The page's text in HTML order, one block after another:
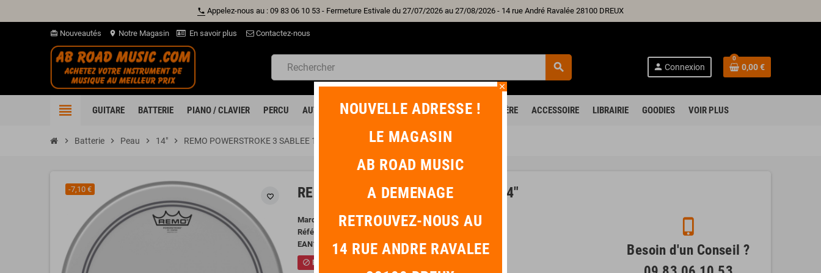
phone Appelez-nous au : 09 83 06 10 53 - Fermeture Estivale du 27/07/2026 au 27/08/2026 - 14 rue André Ravalée 28100 DREUX
card_giftcard Nouveautés location_on Notre Magasin En savoir plus Contactez-nous
search person Connexion
0
0,00 €
view_headline GUITARE BATTERIE PIANO / CLAVIER PERCU AUTRE INSTRUMENT HOME STUDIO SONO / LUMIÈRE ACCESSOIRE LIBRAIRIE GOODIES VOIR PLUS
chevron_right Batterie chevron_right Peau chevron_right 14" chevron_right REMO POWERSTROKE 3 SABLEE 14"
favorite_border
-7,10 € REMO POWERSTROKE 3 SABLEE 14"
Marque
REMO
Référence
EAN13
0757242150955
block Rupture de Stock
phone_iphone
Besoin d'un Conseil ?
close
NOUVELLE ADRESSE !
LE MAGASIN
AB ROAD MUSIC
A DEMENAGE
RETROUVEZ-NOUS AU
14 RUE ANDRE RAVALEE